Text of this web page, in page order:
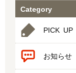
Category
PICK UP
お知らせ